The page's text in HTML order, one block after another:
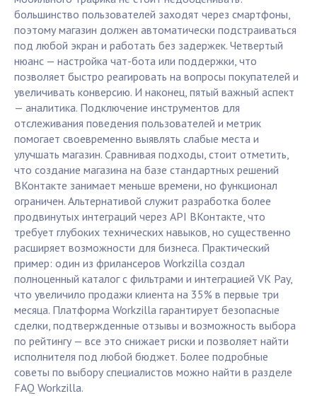
большинство пользователей заходят через смартфоны,
поэтому магазин должен автоматически подстраиваться
под любой экран и работать без задержек. Четвертый
нюанс — настройка чат-бота или поддержки, что
позволяет быстро реагировать на вопросы покупателей и
увеличивать конверсию. И наконец, пятый важный аспект
— аналитика. Подключение инструментов для
отслеживания поведения пользователей и метрик
помогает своевременно выявлять слабые места и
улучшать магазин. Сравнивая подходы, стоит отметить,
что создание магазина на базе стандартных решений
ВКонтакте занимает меньше времени, но функционал
ограничен. Альтернативой служит разработка более
продвинутых интеграций через API ВКонтакте, что
требует глубоких технических навыков, но существенно
расширяет возможности для бизнеса. Практический
пример: один из фрилансеров Workzilla создал
полноценный каталог с фильтрами и интеграцией VK Pay,
что увеличило продажи клиента на 35% в первые три
месяца. Платформа Workzilla гарантирует безопасные
сделки, подтвержденные отзывы и возможность выбора
по рейтингу — все это снижает риски и позволяет найти
исполнителя под любой бюджет. Более подробные
советы по выбору специалистов можно найти в разделе
FAQ Workzilla.